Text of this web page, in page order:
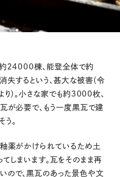
24000棟、能登全体で約
するという、甚大な被害（令
）。小さな家でも約3000枚、
必要で、もう一度黒瓦で建
。
釉薬がかけられているため土
しまいます。瓦をそのまま再
ので、黒瓦のあった景色や文